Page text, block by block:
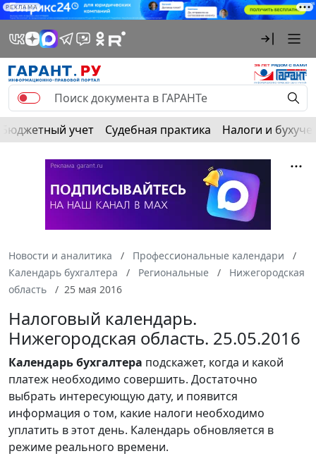
РЕКЛАМА
Бюджетный учет Судебная практика Налоги и
Новости и аналитика
Профессиональные календари
Календарь бухгалтера
Региональные
Нижегородская
область
25 мая 2016
Налоговый календарь.
Нижегородская область. 25.05.2016
Календарьбухгалтера подскажет, когда и какой
платеж необходимо совершить. Достаточно
выбрать интересующую дату, и появится
информация о том, какие налоги необходимо
уплатить в этот день. Календарь обновляется в
режиме реального времени.